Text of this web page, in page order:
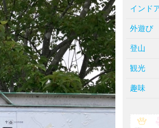
インド
外遊び
登山
観光
趣味